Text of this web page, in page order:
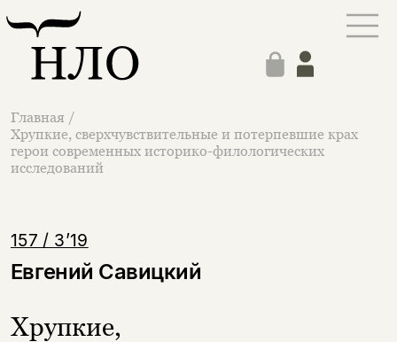
Главная /
Хрупкие, сверхчувствительные и потерпевшие крах
герои современных историко-филологических
исследований
157 / 3’19
Евгений Савицкий
Хрупкие,